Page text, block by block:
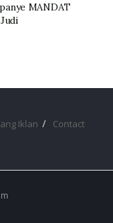
MANDAT
Iklan Contact